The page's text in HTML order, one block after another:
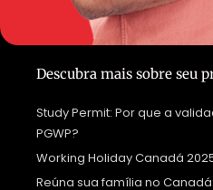
Descubra mais sobre seu
Study Permit: Por que a
PGWP?
Working Holiday Canadá
Reúna sua família no